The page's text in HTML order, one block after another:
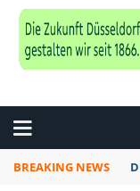
BREAKING NEWS